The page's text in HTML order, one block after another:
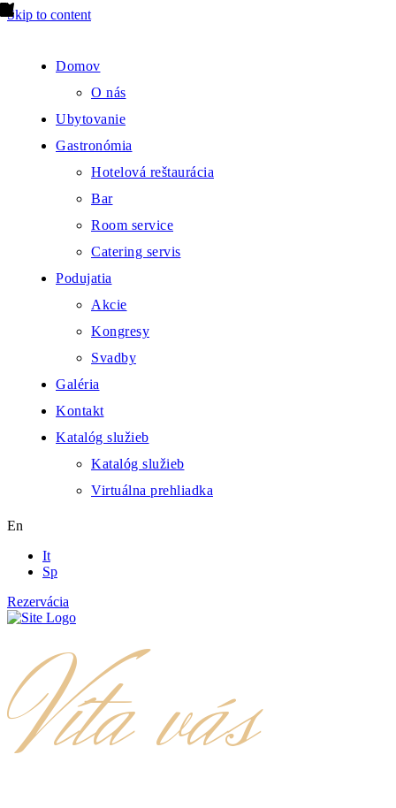
Skip to content
Domov
O nás
Ubytovanie
Gastronómia
Hotelová reštaurácia
Bar
Room service
Catering servis
Podujatia
Akcie
Kongresy
Svadby
Galéria
Kontakt
Katalóg služieb
Katalóg služieb
Virtuálna prehliadka
En
It
Sp
Rezervácia
Víta vás